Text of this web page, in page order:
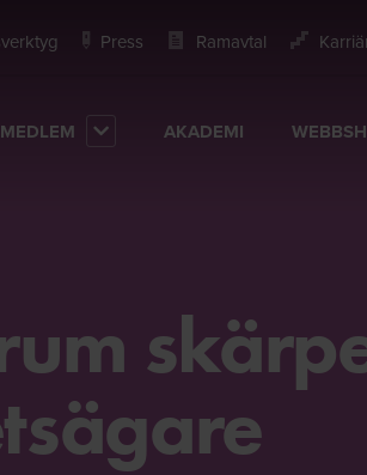
Press Ramavtal
MEDLEM AKADEMI